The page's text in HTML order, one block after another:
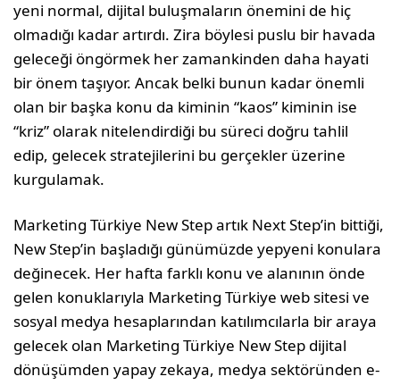
yeni normal, dijital buluşmaların önemini de hiç
olmadığı kadar artırdı. Zira böylesi puslu bir havada
geleceği öngörmek her zamankinden daha hayati
bir önem taşıyor. Ancak belki bunun kadar önemli
olan bir başka konu da kiminin “kaos” kiminin ise
“kriz” olarak nitelendirdiği bu süreci doğru tahlil
edip, gelecek stratejilerini bu gerçekler üzerine
kurgulamak.
Marketing Türkiye New Step artık Next Step’in bittiği,
New Step’in başladığı günümüzde yepyeni konulara
değinecek. Her hafta farklı konu ve alanının önde
gelen konuklarıyla Marketing Türkiye web sitesi ve
sosyal medya hesaplarından katılımcılarla bir araya
gelecek olan Marketing Türkiye New Step dijital
dönüşümden yapay zekaya, medya sektöründen e-